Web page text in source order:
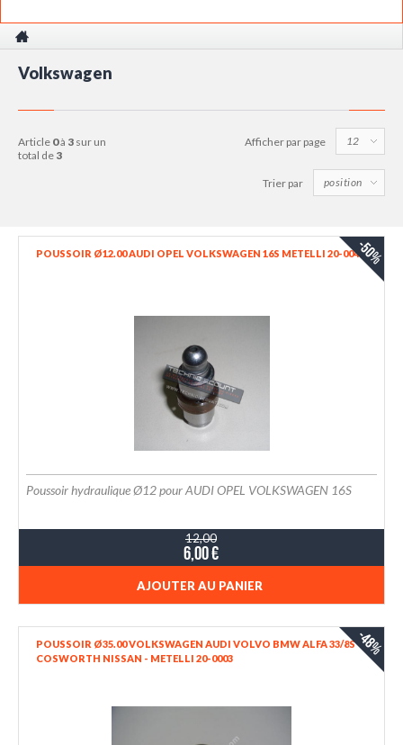
Volkswagen
article 0à 3 sur un
total de 3
Afficher par page
Trier par
POUSSOIR Ø12.00 AUDI OPEL VOLKSWAGEN 16S METELLI 20-0041-50%
Poussoir hydraulique Ø12 pour AUDI OPEL VOLKSWAGEN 16S
12,00
6,00 €
AJOUTER AU PANIER
POUSSOIR Ø35.00 VOLKSWAGEN AUDI VOLVO BMW ALFA 33/8S
COSWORTH NISSAN - METELLI 20-0003
-48%